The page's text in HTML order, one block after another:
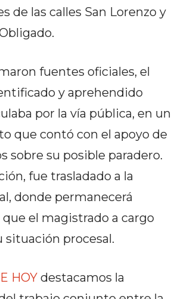
LOS
SIN QUE
de las calles San Lorenzo y
fuentes oficiales, el
y aprehendido
por la vía pública, en un
que contó con el apoyo de
sobre su posible paradero.
fue trasladado a la
donde permanecerá
el magistrado a cargo
procesal.
HOY destacamos la